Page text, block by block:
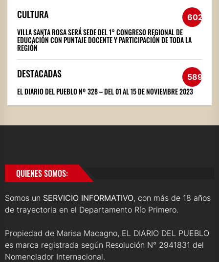
CULTURA 602
VILLA SANTA ROSA SERÁ SEDE DEL 1° CONGRESO REGIONAL DE
EDUCACIÓN CON PUNTAJE DOCENTE Y PARTICIPACIÓN DE TODA LA
REGIÓN
DESTACADAS 589
EL DIARIO DEL PUEBLO Nº 328 – DEL 01 AL 15 DE NOVIEMBRE 2023
QUIENES SOMOS:
Somos un SERVICIO INFORMATIVO, con más de 18 años
de trayectoria en el Departamento Río Primero.
Propiedad de Marisa Macagno, EL DIARIO DEL PUEBLO
es marca registrada según Resolución N° 2941831 del
Nomenclador Internacional.